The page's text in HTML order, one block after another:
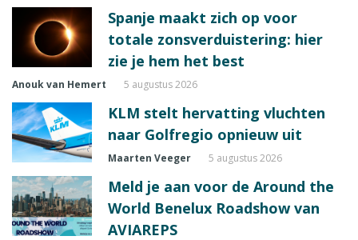
Spanje maakt zich op voor
totale zonsverduistering: hier
zie je hem het best
Anouk van Hemert 5 augustus 2026
KLM stelt hervatting vluchten
naar Golfregio opnieuw uit
Maarten Veeger 5 augustus 2026
Meld je aan voor de Around the
World Benelux Roadshow van
AVIAREPS